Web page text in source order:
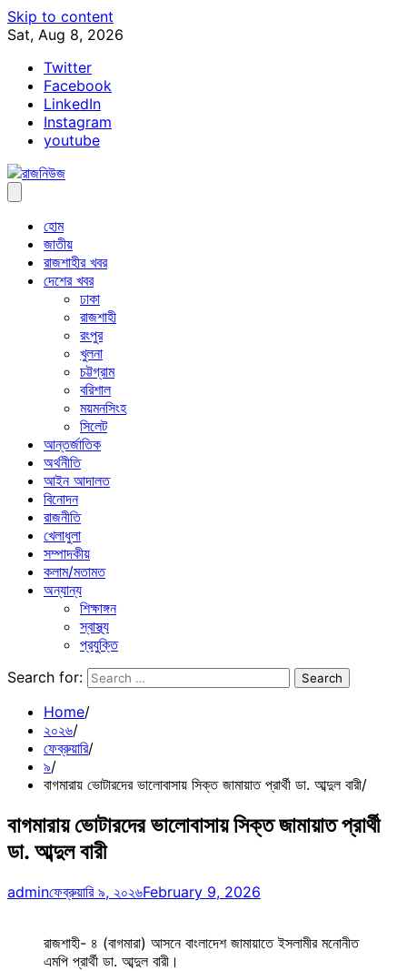
Skip to content
Sat, Aug 8, 2026
Twitter
Facebook
LinkedIn
Instagram
youtube
হোম
জাতীয়
রাজশাহীর খবর
দেশের খবর
ঢাকা
রাজশাহী
রংপুর
খুলনা
চট্টগ্রাম
বরিশাল
ময়মনসিংহ
সিলেট
আন্তর্জাতিক
অর্থনীতি
আইন আদালত
বিনোদন
রাজনীতি
খেলাধুলা
সম্পাদকীয়
কলাম/মতামত
অন্যান্য
শিক্ষাঙ্গন
স্বাস্থ্য
প্রযুক্তি
Search for:
Home
২০২৬
ফেব্রুয়ারি
৯
বাগমারায় ভোটারদের ভালোবাসায় সিক্ত জামায়াত প্রার্থী ডা. আব্দুল বারী
বাগমারায় ভোটারদের ভালোবাসায় সিক্ত জামায়াত প্রার্থী
ডা. আব্দুল বারী
adminফেব্রুয়ারি ৯, ২০২৬February 9, 2026
রাজশাহী- ৪ (বাগমারা) আসনে বাংলাদেশ জামায়াতে ইসলামীর মনোনীত
এমপি প্রার্থী ডা. আব্দুল বারী।